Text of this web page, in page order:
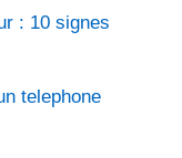
: 10 signes
telephone